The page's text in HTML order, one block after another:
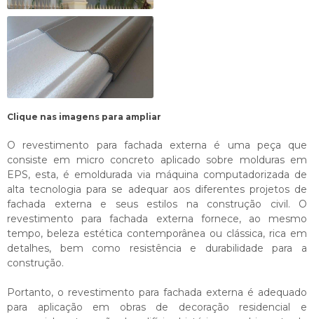
Clique nas imagens para ampliar
O revestimento para fachada externa é uma peça que
consiste em micro concreto aplicado sobre molduras em
EPS, esta, é emoldurada via máquina computadorizada de
alta tecnologia para se adequar aos diferentes projetos de
fachada externa e seus estilos na construção civil. O
revestimento para fachada externa fornece, ao mesmo
tempo, beleza estética contemporânea ou clássica, rica em
detalhes, bem como resistência e durabilidade para a
construção.
Portanto, o revestimento para fachada externa é adequado
para aplicação em obras de decoração residencial e